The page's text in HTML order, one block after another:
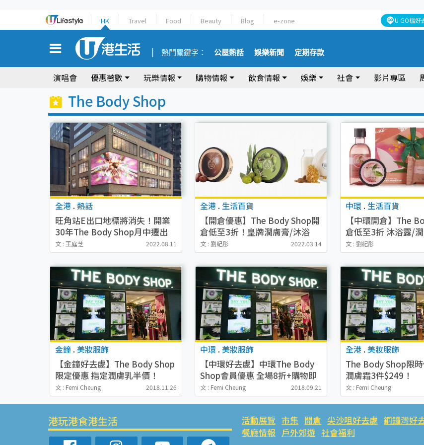
HK Travel Food Beauty Blog e-zone U GO搵好
熱門關鍵字： 公屋熱話 娛樂新聞 定期存款
演唱會 優惠著數 玩樂情報 購物情報 飲食情報 娛樂 社會 影片專區
The Body Shop
全港 . 熱話
旺角站E出口地標將消失！開業
30年The Body Shop月中遷出
友誠商業中心地面至二樓翻新招
租
文 : 王庭芝 2022.08.11
全港 . 生活百貨
【開倉優惠】The Body Shop開
倉低至3折！皇牌潤膚膏/沐浴
露/洗頭水/面膜/晚霜$10起
文 : 劉紀彤 2022.03.14
中環 . 生活百貨
【中環開倉】The
倉低至3折 沐浴露/
唇膏/化妝品$19起
文 : 劉紀彤
金鐘 . 美妝服飾
【金鐘好去處】The Body Shop
限定優惠 指定潤膚乳半價！
文 : Femi Cheung 2018.11.26
中環 .美妝服飾
【中環好去處】中環The Body
Shop會員優惠 全場8折+購物即
送福袋！
文 : Femi Cheung 2018.09.21
全港 . 美妝服飾
The Body Shop限
潤膚霜3件$249！
文 : Femi Cheung
港玩港食港生活 活動展覽 市集 開倉 尖沙咀好去處 銅鑼灣好
餐廳情報 戶外郊遊 社會福利